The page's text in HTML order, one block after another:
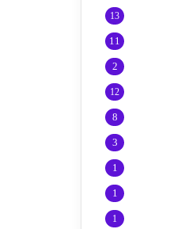
13
11
2
12
8
3
1
1
1